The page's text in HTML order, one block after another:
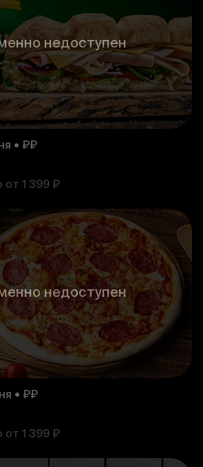
недоступен
• ₽₽
от 1 399 ₽
недоступен
• ₽₽
от 1 399 ₽